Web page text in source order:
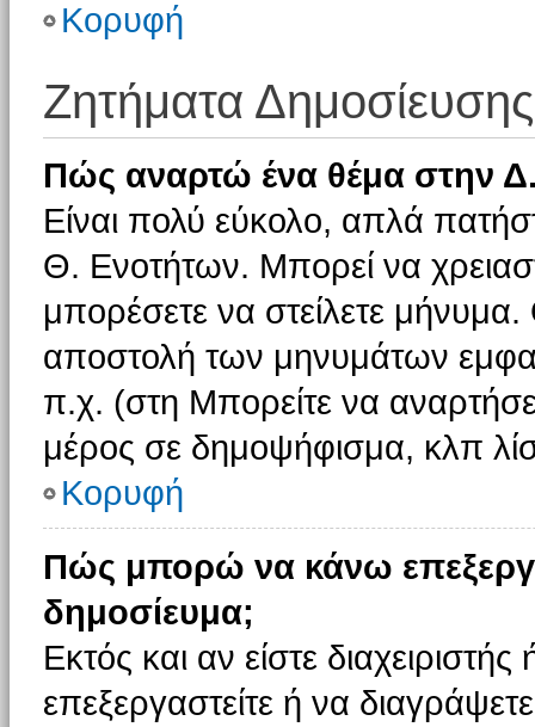
Κορυφή
Ζητήματα Δημοσίευσης
Πώς αναρτώ ένα θέμα στην
Είναι πολύ εύκολο, απλά
Θ. Ενοτήτων. Μπορεί να
μπορέσετε να στείλετε μήνυμα.
αποστολή των μηνυμάτων
π.χ. (στη Μπορείτε να
μέρος σε δημοψήφισμα, κλπ
Κορυφή
Πώς μπορώ να κάνω
δημοσίευμα;
Εκτός και αν είστε
επεξεργαστείτε ή να